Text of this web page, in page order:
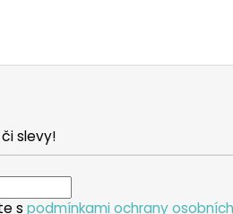
slevy!
s podmínkami ochrany